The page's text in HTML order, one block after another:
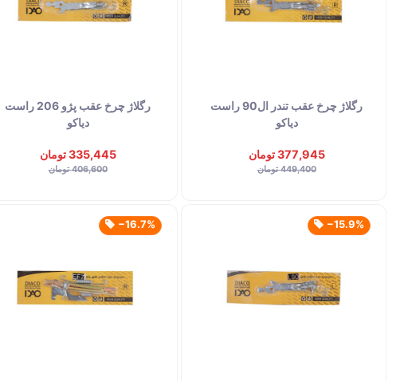
رگلاژ چرخ عقب تندر ال90 راست
دیاکو
377,945 تومان
449,400 تومان
رگلاژ چرخ عقب پژو 206 راست
دیاکو
335,445 تومان
406,600 تومان
‎−15.9%
‎−16.7%